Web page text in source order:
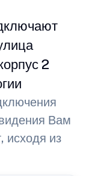
2
Вам
исходя из